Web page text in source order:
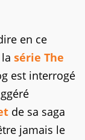
en ce
série The
est interrogé
de sa saga
jamais le